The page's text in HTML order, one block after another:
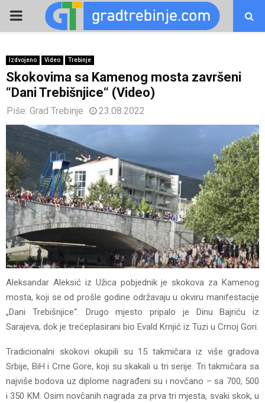
PRIMARY
Izdvojeno Video Trebinje
Skokovima sa Kamenog mosta završeni
“Dani Trebišnjice“ (Video)
Piše: Grad Trebinje 23.08.2022
Aleksandar Aleksić iz Užica pobjednik je skokova za Kamenog
mosta, koji se od prošle godine održavaju u okviru manifestacije
„Dani Trebišnjice“. Drugo mjesto pripalo je Dinu Bajriću iz
Sarajeva, dok je trećeplasirani bio Evald Krnjić iz Tuzi u Crnoj Gori.
Tradicionalni skokovi okupili su 15 takmičara iz više gradova
Srbije, BiH i Crne Gore, koji su skakali u tri serije. Tri takmičara sa
najviše bodova uz diplome nagrađeni su i novčano – sa 700, 500
i 350 KM. Osim novčanih nagrada za prva tri mjesta, svaki skok, u